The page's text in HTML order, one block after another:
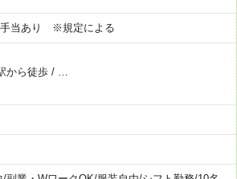
当あり ※規定による
から徒歩/